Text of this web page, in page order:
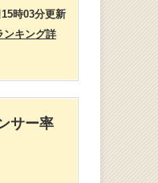
時03分更新
ンキング詳
サー率